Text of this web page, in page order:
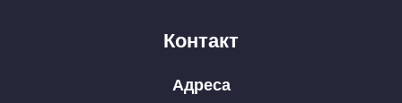
Контакт
Адреса